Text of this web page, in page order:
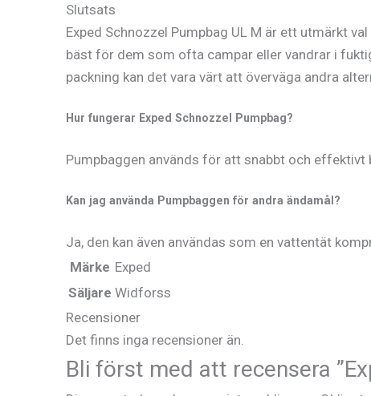
Slutsats
Exped Schnozzel Pumpbag UL M är ett utmärkt
bäst för dem som ofta campar eller vandrar i
packning kan det vara värt att överväga andra
Hur fungerar Exped Schnozzel Pumpbag?
Pumpbaggen används för att snabbt och
Kan jag använda Pumpbaggen för andra ändamål?
Ja, den kan även användas som en vattentät
Märke Exped
Säljare Widforss
Recensioner
Det finns inga recensioner än.
Bli först med att recensera